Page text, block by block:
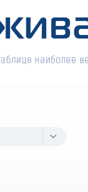
наиболее